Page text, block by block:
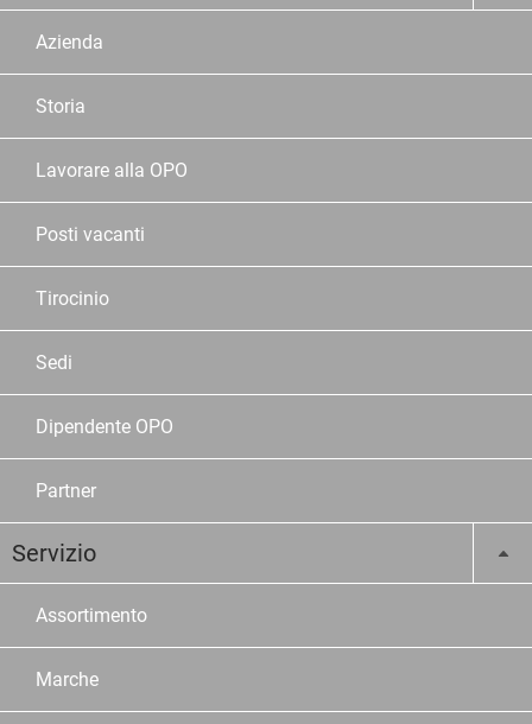
Azienda
Storia
Lavorare alla OPO
Posti vacanti
Tirocinio
Sedi
Dipendente OPO
Partner
Servizio
Assortimento
Marche